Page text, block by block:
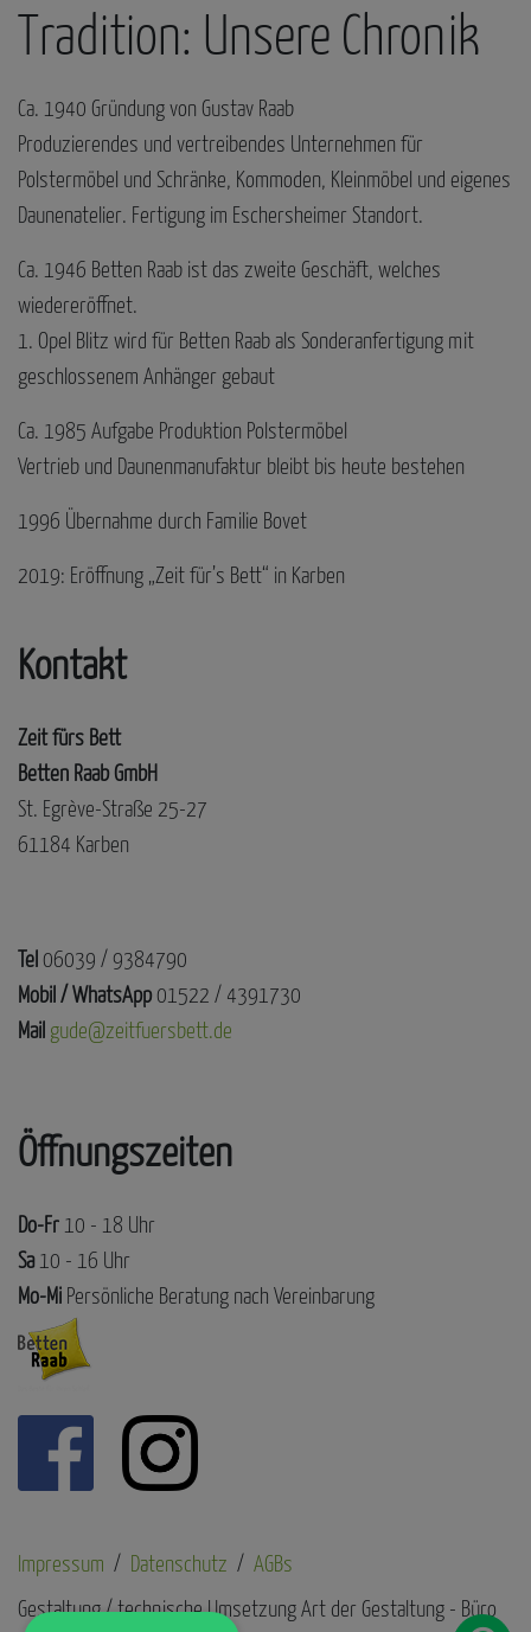
Tradition: Unsere Chronik
Ca. 1940 Gründung von Gustav Raab
Produzierendes und vertreibendes Unternehmen für
Polstermöbel und Schränke, Kommoden, Kleinmöbel und eigenes
Daunenatelier. Fertigung im Eschersheimer Standort.
Ca. 1946 Betten Raab ist das zweite Geschäft, welches
wiedereröffnet.
1. Opel Blitz wird für Betten Raab als Sonderanfertigung mit
geschlossenem Anhänger gebaut
Ca. 1985 Aufgabe Produktion Polstermöbel
Vertrieb und Daunenmanufaktur bleibt bis heute bestehen
1996 Übernahme durch Familie Bovet
2019: Eröffnung „Zeit für’s Bett“ in Karben
Kontakt
Zeit fürs Bett
Betten Raab GmbH
St. Egrève-Straße 25-27
61184 Karben
Tel 06039 / 9384790
Mobil / WhatsApp 01522 / 4391730
Mail gude@zeitfuersbett.de
Öffnungszeiten
Do-Fr 10 - 18 Uhr
Sa 10 - 16 Uhr
Mo-Mi Persönliche Beratung nach Vereinbarung
Impressum Datenschutz
AGBs
Gestaltung / technische Umsetzung Art der Gestaltung - Büro